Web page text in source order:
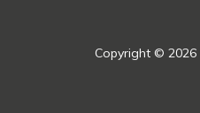
Copyright © 2026